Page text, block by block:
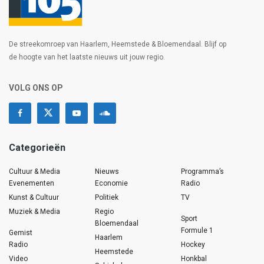
De streekomroep van Haarlem, Heemstede & Bloemendaal. Blijf op
de hoogte van het laatste nieuws uit jouw regio.
VOLG ONS OP
Categorieën
Cultuur & Media
Evenementen
Kunst & Cultuur
Muziek & Media
Gemist
Radio
Video
Nieuws
Economie
Politiek
Regio
Bloemendaal
Haarlem
Heemstede
Programma’s
Radio
TV
Sport
Formule 1
Hockey
Honkbal